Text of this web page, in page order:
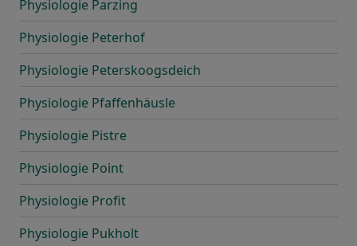
Physiologie Parzing
Physiologie Peterhof
Physiologie Peterskoogsdeich
Physiologie Pfaffenhäusle
Physiologie Pistre
Physiologie Point
Physiologie Profit
Physiologie Pukholt